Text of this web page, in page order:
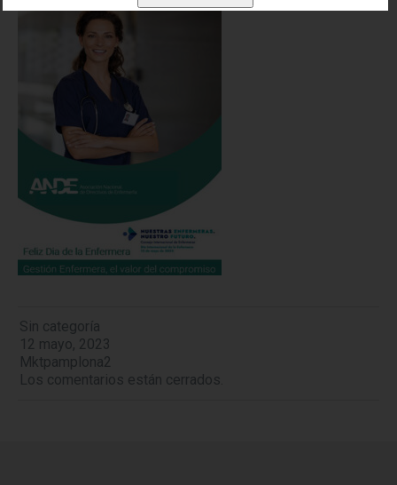
Sin categoría
12 mayo, 2023
Mktpamplona2
Los comentarios están cerrados.